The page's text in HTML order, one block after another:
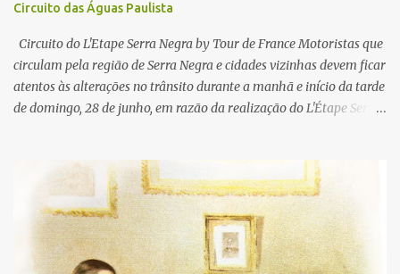
Circuito das Águas Paulista
Circuito do L'Etape Serra Negra by Tour de France Motoristas que
circulam pela região de Serra Negra e cidades vizinhas devem ficar
atentos às alterações no trânsito durante a manhã e início da tarde
de domingo, 28 de junho, em razão da realização do L'Étape Serra
reunirá atletas de diferentes regiões do país e terá percursos
passando pelos municípios de Serra Negra, Amparo, Monte Alegre
do Sul, Lindoia e Socorro. Para garantir a segurança dos
participantes e do público, diversos trechos de rodovias e estradas
da região serão interditados temporariamente ao longo da prova.